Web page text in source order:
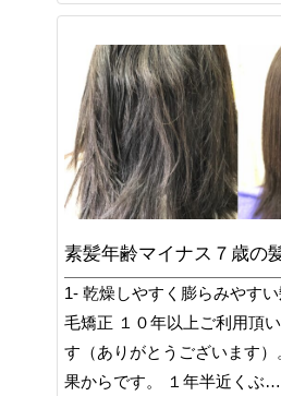
素髪年齢マイナス７歳の
1- 乾燥しやすく膨らみやす
毛矯正 １０年以上ご利用頂
す（ありがとうございます
果からです。 １年半近くぶ…